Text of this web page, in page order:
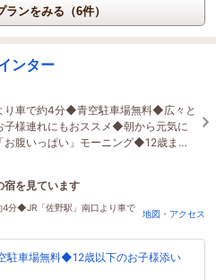
ンをみる（6件）
ンター
り車で約4分◆青空駐車場無料◆広々と
子様連れにもおススメ◆朝から元気に
お腹いっぱい」モーニング◆12歳まで
宿を見ています
約されました
4分◆JR「佐野駅」南口より車で
地図・アクセス
車場無料◆12歳以下のお子様添い